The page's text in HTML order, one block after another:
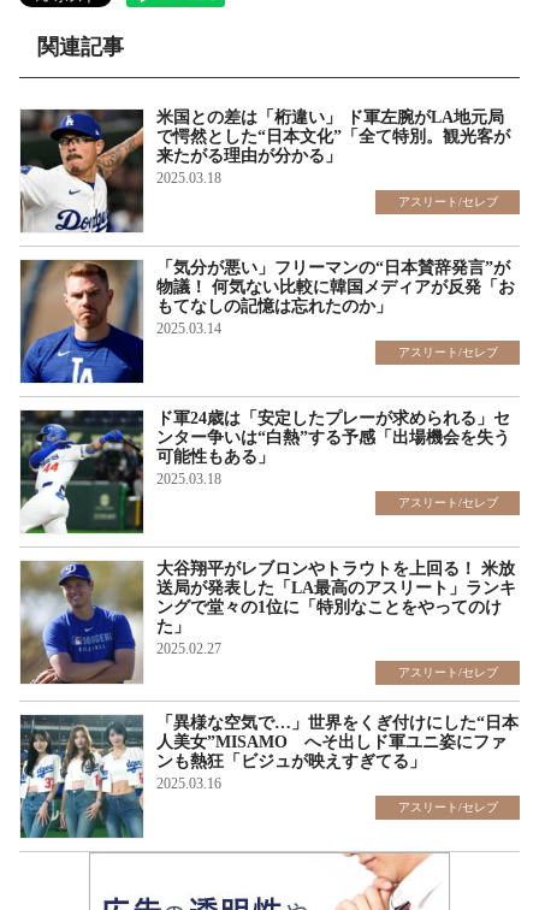
関連記事
米国との差は「桁違い」 ド軍左腕がLA地元局
で愕然とした“日本文化”「全て特別。観光客が
来たがる理由が分かる」
2025.03.18
アスリート/セレブ
「気分が悪い」フリーマンの“日本賛辞発言”が
物議！ 何気ない比較に韓国メディアが反発「お
もてなしの記憶は忘れたのか」
2025.03.14
アスリート/セレブ
ド軍24歳は「安定したプレーが求められる」セ
ンター争いは“白熱”する予感「出場機会を失う
可能性もある」
2025.03.18
アスリート/セレブ
大谷翔平がレブロンやトラウトを上回る！ 米放
送局が発表した「LA最高のアスリート」ランキ
ングで堂々の1位に「特別なことをやってのけ
た」
2025.02.27
アスリート/セレブ
「異様な空気で…」世界をくぎ付けにした“日本
人美女”MISAMO へそ出しド軍ユニ姿にファ
ンも熱狂「ビジュが映えすぎてる」
2025.03.16
アスリート/セレブ